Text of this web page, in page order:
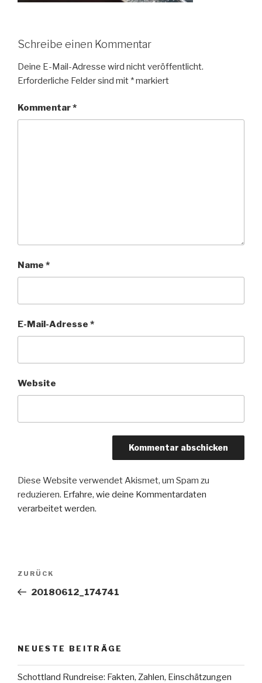
Schreibe einen Kommentar
Deine E-Mail-Adresse wird nicht veröffentlicht.
Erforderliche Felder sind mit *markiert
Kommentar*
Name *
E-Mail-Adresse *
Website
Diese Website verwendet Akismet, um Spam zu
reduzieren. Erfahre, wie deine Kommentardaten
verarbeitet werden.
Beitragsnavigation
Vorheriger
Beitrag
ZURÜCK
20180612_174741
NEUESTE BEITRÄGE
Schottland Rundreise: Fakten, Zahlen, Einschätzungen